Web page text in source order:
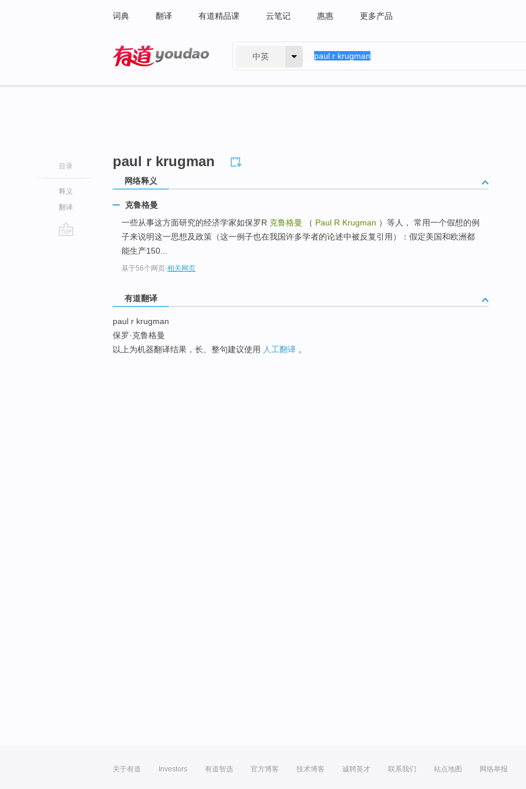
词典 翻译 有道精品课 云笔记 惠惠 更多产品
中英
目录
释义
翻译
paul r krugman
网络释义
克鲁格曼
一些从事这方面研究的经济学家如保罗R 克鲁格曼 （ Paul R Krugman ）等人， 常用一个假想的例
子来说明这一思想及政策（这一例子也在我国许多学者的论述中被反复引用）：假定美国和欧洲都
能生产150...
基于56个网页-相关网页
有道翻译
paul r krugman
保罗·克鲁格曼
以上为机器翻译结果，长、整句建议使用 人工翻译 。
关于有道 Investors 有道智选 官方博客 技术博客 诚聘英才 联系我们 站点地图 网络举报